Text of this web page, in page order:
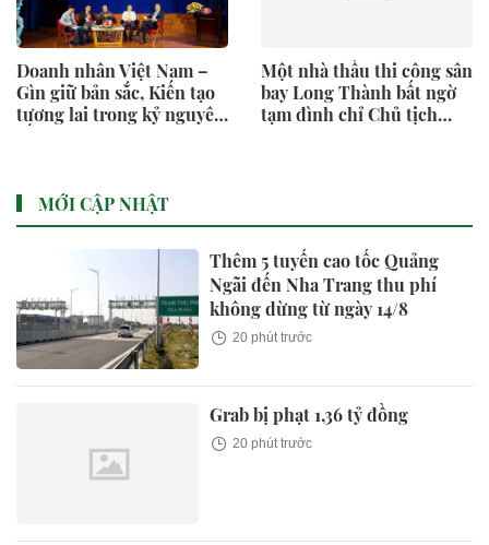
Doanh nhân Việt Nam –
Gìn giữ bản sắc, Kiến tạo
tương lai trong kỷ nguyên
Một nhà thầu thi công sân
bay Long Thành bất ngờ
tạm đình chỉ Chủ tịch
MỚI CẬP NHẬT
Thêm 5 tuyến cao tốc Quảng
Ngãi đến Nha Trang thu phí
không dừng từ ngày 14/8
20 phút trước
Grab bị phạt 1,36 tỷ đồng
20 phút trước